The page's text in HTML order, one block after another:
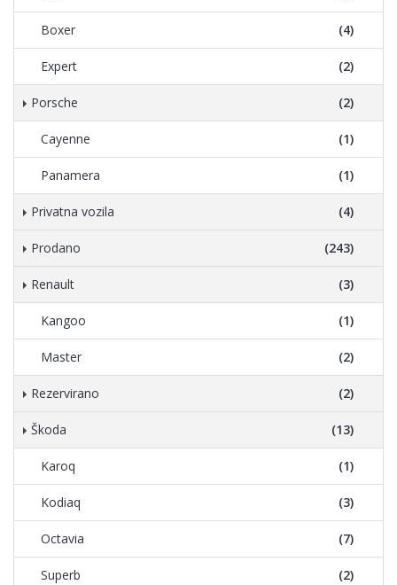
Boxer (4)
Expert (2)
Porsche (2)
Cayenne (1)
Panamera (1)
Privatna vozila (4)
Prodano (243)
Renault (3)
Kangoo (1)
Master (2)
Rezervirano (2)
Škoda (13)
Karoq (1)
Kodiaq (3)
Octavia (7)
Superb (2)